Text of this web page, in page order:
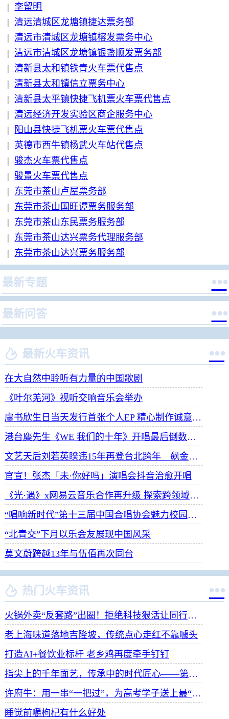
| 李留明
| 清远清城区龙塘镇捷达票务部
| 清远市清城区龙塘镇榕发票务中心
| 清远市清城区龙塘镇银盏顺发票务部
| 清新县太和镇铁青火车票代售点
| 清新县太和镇信立票务中心
| 清新县太平镇快捷飞机票火车票代售点
| 清远经济开发实验区商企服务中心
|
阳山县快捷飞机票火车票代售点
| 英德市西牛镇杨武火车站代售点
| 骏杰火车票代售点
| 骏景火车票代售点
| 东莞市茶山卢屋票务部
| 东莞市茶山国旺谭票务服务部
| 东莞市茶山东民票务服务部
| 东莞市茶山达兴票务代理服务部
| 东莞市茶山达兴票务服务部
最新专题 
最新问答 
 最新火车资讯 
在大自然中聆听有力量的中国歌剧
《叶尔羌河》视听交响音乐会举办
虞书欣生日当天发行首张个人EP 精心制作诚意满满
港台麋先生《WE 我们的十年》开唱最后倒数 惊喜释出10周年纪念单曲宠粉
文艺天后刘若英睽违15年再登台北跨年 飙金嗓演唱经典招牌歌掀回忆杀
官宣！张杰「未·你好吗」演唱会抖音治愈开唱
《光·遇》x网易云音乐合作再升级 探索跨领域社交新体验
“唱响新时代”第十三届中国合唱协会魅力校园合唱展演开幕
“北青交”下月以乐会友展现中国风采
莫文蔚跨越13年与伍佰再次同台
 热门火车资讯 
火锅外卖“反套路”出圈！拒绝科技狠活让同行颤抖
老上海味道落地吉隆坡，传统点心走红不靠噱头
打造AI+餐饮业标杆 老乡鸡再度牵手钉钉
指尖上的千年面艺，传承中的时代匠心——第八届“安琪酵母杯”中华发酵面食大赛武汉赛区开赛
许府牛：用一串“一把过”，为高考学子送上最“牛”祝福
睡觉前嚼枸杞有什么好处